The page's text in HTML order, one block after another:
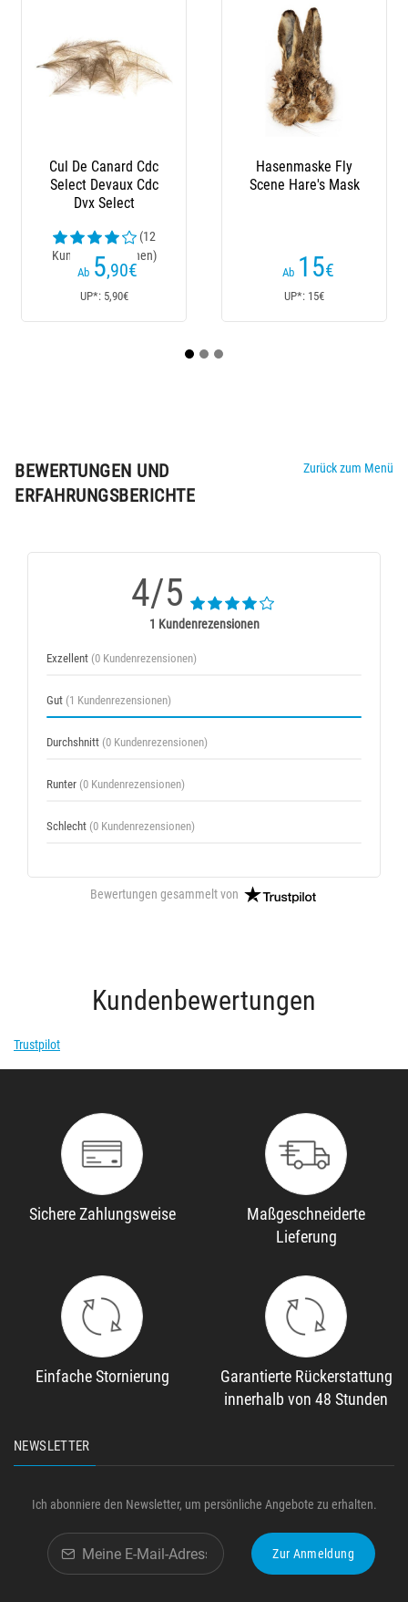
Hasenmaske Fly
Scene Hare's Mask
15€
UP*: 15€
Indischer Hahn
Halsfeder Jmc
BEWERTUNGEN UND
ERFAHRUNGSBERICHTE
Zurück zum Menü
4/5
1 Kundenrezensionen
Exzellent (0 Kundenrezensionen)
Gut (1 Kundenrezensionen)
Durchshnitt (0 Kundenrezensionen)
Runter (0 Kundenrezensionen)
Schlecht (0 Kundenrezensionen)
Bewertungen gesammelt von
Kundenbewertungen
Trustpilot
Sichere Zahlungsweise
Maßgeschneiderte
Lieferung
Einfache Stornierung
Garantierte Rückerstattung
innerhalb von 48 Stunden
NEWSLETTER
Ich abonniere den Newsletter, um persönliche Angebote zu erhalten.
Zur Anmeldung